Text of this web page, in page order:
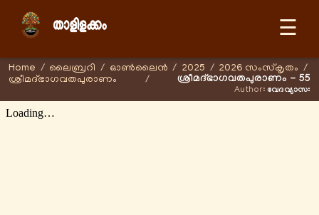
☰
Home / ലൈബ്രറി / ഓണ്‍ലൈന്‍ / 2025 / 2026 സംസ്കൃതം /
ശ്രീമദ്ഭാഗവതപുരാണം
/ ശ്രീമദ്ഭാഗവതപുരാണം - 55
Author: വേദവ്യാസഃ